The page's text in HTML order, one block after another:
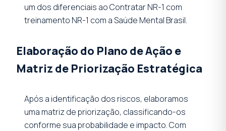
um dos diferenciais ao Contratar NR-1 com
treinamento NR-1 com a Saúde Mental Brasil.
Elaboração do Plano de Ação e
Matriz de Priorização Estratégica
Após a identificação dos riscos, elaboramos
uma matriz de priorização, classificando-os
conforme sua probabilidade e impacto. Com